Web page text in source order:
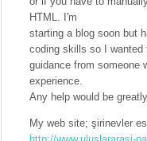
HTML. I'm
starting a blog soon but
coding skills so I wanted
guidance from someone
experience.
Any help would be
My web site; şirinevler